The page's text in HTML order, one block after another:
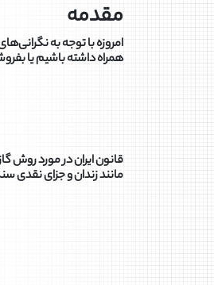
مقدمه
امروزه با توجه به
همراه داشته باشیم یا
قانون ایران در مورد روش
مانند زندان و جزای نقدی